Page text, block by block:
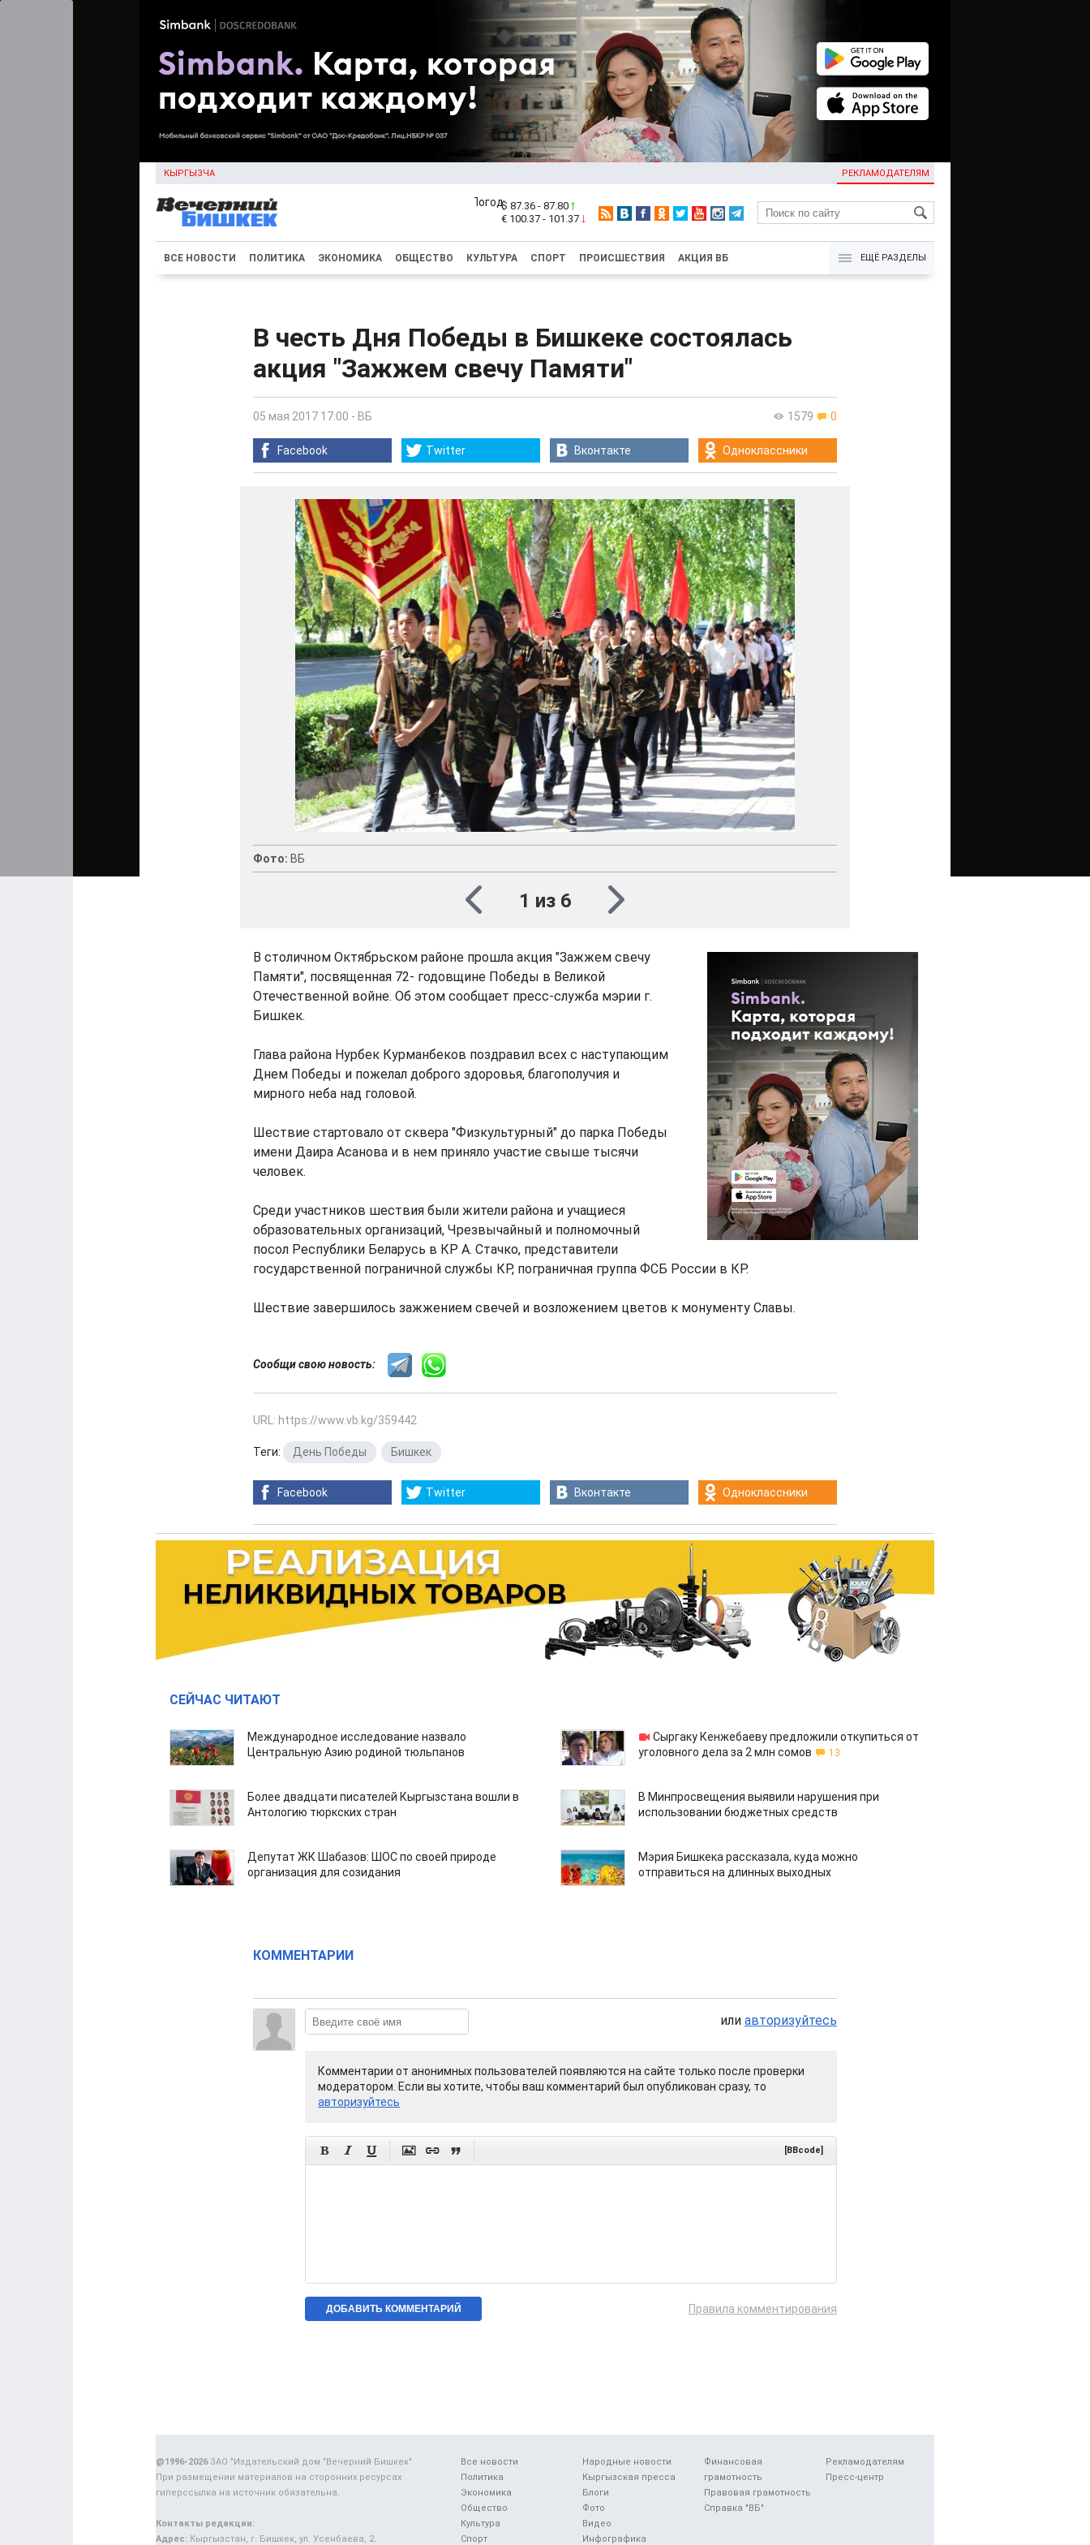
КЫРГЫЗЧА РЕКЛАМОДАТЕЛЯМ
KG
$ 87.36 - 87.80
€ 100.37 - 101.37
ВСЕ НОВОСТИ ПОЛИТИКА ЭКОНОМИКА ОБЩЕСТВО КУЛЬТУРА СПОРТ ПРОИСШЕСТВИЯ АКЦИЯ ВБ ЕЩЁ РАЗДЕЛЫ
В честь Дня Победы в Бишкеке состоялась
акция "Зажжем свечу Памяти"
1579 0
05 мая 2017 17:00 - ВБ
Facebook Twitter Вконтакте Одноклассники
Фото: ВБ
1 из 6
В столичном Октябрьском районе прошла акция "Зажжем свечу
Памяти", посвященная 72- годовщине Победы в Великой
Отечественной войне. Об этом сообщает пресс-служба мэрии г.
Бишкек.
Глава района Нурбек Курманбеков поздравил всех с наступающим
Днем Победы и пожелал доброго здоровья, благополучия и
мирного неба над головой.
Шествие стартовало от сквера "Физкультурный" до парка Победы
имени Даира Асанова и в нем приняло участие свыше тысячи
человек.
Среди участников шествия были жители района и учащиеся
образовательных организаций, Чрезвычайный и полномочный
посол Республики Беларусь в КР А. Стачко, представители
государственной пограничной службы КР, пограничная группа ФСБ России в КР.
Шествие завершилось зажжением свечей и возложением цветов к монументу Славы.
Сообщи свою новость:
URL: https://www.vb.kg/359442
Теги: День Победы Бишкек
Facebook Twitter Вконтакте Одноклассники
СЕЙЧАС ЧИТАЮТ
Международное исследование назвало
Центральную Азию родиной тюльпанов
Сыргаку Кенжебаеву предложили откупиться от
уголовного дела за 2 млн сомов
13
Более двадцати писателей Кыргызстана вошли в
Антологию тюркских стран
В Минпросвещения выявили нарушения при
использовании бюджетных средств
Депутат ЖК Шабазов: ШОС по своей природе
организация для созидания
Мэрия Бишкека рассказала, куда можно
отправиться на длинных выходных
КОММЕНТАРИИ
или авторизуйтесь
Комментарии от анонимных пользователей появляются на сайте только после проверки
модератором. Если вы хотите, чтобы ваш комментарий был опубликован сразу, то
авторизуйтесь
      [BBcode]
Правила комментирования
Все новости
Политика
Экономика
Общество
Культура
Спорт
Народные новости
Кыргызская пресса
Блоги
Фото
Видео
Инфографика
Финансовая
грамотность
Правовая грамотность
Справка "ВБ"
Рекламодателям
Пресс-центр
@1996-2026ЗАО "Издательский дом "Вечерний Бишкек"
При размещении материалов на сторонних ресурсах
гиперссылка на источник обязательна.
Контакты редакции:
Адрес: Кыргызстан, г. Бишкек, ул. Усенбаева, 2.